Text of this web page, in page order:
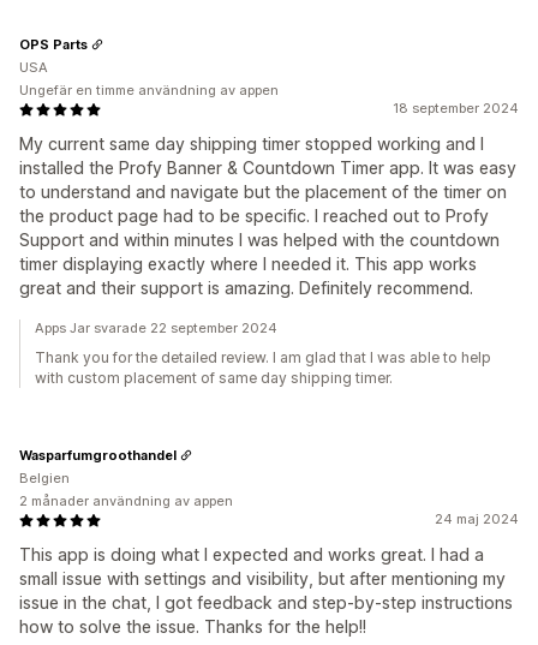
18 september 2024
My current same day shipping timer stopped working and I
installed the Profy Banner & Countdown Timer app. It was easy
to understand and navigate but the placement of the timer on
the product page had to be specific. I reached out to Profy
Support and within minutes I was helped with the countdown
timer displaying exactly where I needed it. This app works
great and their support is amazing. Definitely recommend.
OPS Parts
USA
Ungefär en timme användning av appen
Apps Jar svarade 22 september 2024
Thank you for the detailed review. I am glad that I was able to help
with custom placement of same day shipping timer.
24 maj 2024
This app is doing what I expected and works great. I had a
small issue with settings and visibility, but after mentioning my
issue in the chat, I got feedback and step-by-step instructions
how to solve the issue. Thanks for the help!!
Wasparfumgroothandel
Belgien
2 månader användning av appen